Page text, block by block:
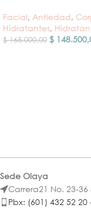
Facial, Antiedad,
Hidratantes,
$165.000,00 $
Sede Olaya
Carrera21 No. 23-36
Pbx: (601) 432 52